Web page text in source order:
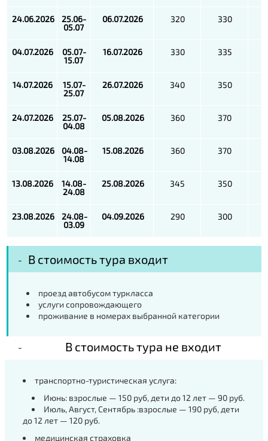
24.06.2026 25.06-
05.07
06.07.2026 320 330
04.07.2026 05.07-
15.07
16.07.2026 330 335
14.07.2026 15.07-
25.07
26.07.2026 340 350
24.07.2026 25.07-
04.08
05.08.2026 360 370
03.08.2026 04.08-
14.08
15.08.2026 360 370
13.08.2026 14.08-
24.08
25.08.2026 345 350
23.08.2026 24.08-
03.09
04.09.2026 290 300
В стоимость тура входит
проезд автобусом туркласса
услуги сопровождающего
проживание в номерах выбранной категории
В стоимость тура не входит
транспортно-туристическая услуга:
Июнь: взрослые — 150 руб, дети до 12 лет — 90 руб.
Июль, Август, Сентябрь :взрослые — 190 руб, дети
до 12 лет — 120 руб.
медицинская страховка